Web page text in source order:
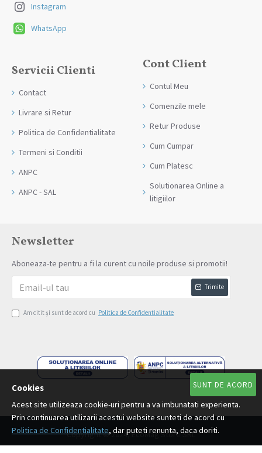
Instagram
WhatsApp
Servicii Clienti
Contact
Livrare si Retur
Politica de Confidentialitate
Termeni si Conditii
ANPC
ANPC - SAL
Cont Client
Contul Meu
Comenzile mele
Retur Produse
Cum Cumpar
Cum Platesc
Solutionarea Online a
litigiilor
Newsletter
Aboneaza-te pentru a fi la curent cu noile produse si promotii!
Trimite
Am citit şi sunt de acord cu Politica de Confidentialitate
Copyright © 2024, EcoMag Store SRL
SUNT DE ACORD
Cookies
Acest site utilizeaza cookie-uri pentru a va imbunatati experienta.
Prin continuarea utilizarii acestui website sunteti de acord cu
Politica de Confidentialitate, dar puteti renunta, daca doriti.